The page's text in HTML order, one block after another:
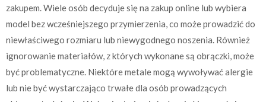
zakupem. Wiele osób decyduje się na zakup online lub wybiera
model bez wcześniejszego przymierzenia, co może prowadzić do
niewłaściwego rozmiaru lub niewygodnego noszenia. Również
ignorowanie materiałów, z których wykonane są obrączki, może
być problematyczne. Niektóre metale mogą wywoływać alergie
lub nie być wystarczająco trwałe dla osób prowadzących